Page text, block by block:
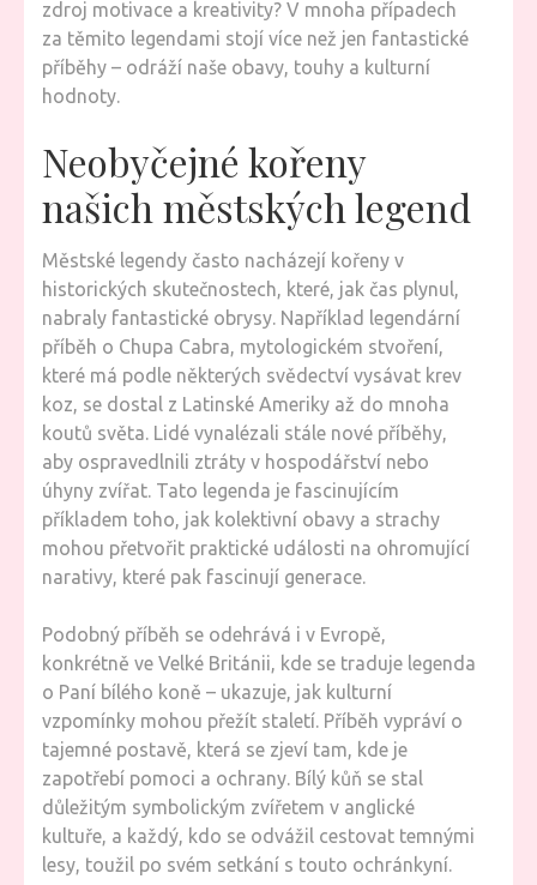
zdroj motivace a kreativity? V mnoha případech
za těmito legendami stojí více než jen fantastické
příběhy – odráží naše obavy, touhy a kulturní
hodnoty.
Neobyčejné kořeny
našich městských legend
Městské legendy často nacházejí kořeny v
historických skutečnostech, které, jak čas plynul,
nabraly fantastické obrysy. Například legendární
příběh o Chupa Cabra, mytologickém stvoření,
které má podle některých svědectví vysávat krev
koz, se dostal z Latinské Ameriky až do mnoha
koutů světa. Lidé vynalézali stále nové příběhy,
aby ospravedlnili ztráty v hospodářství nebo
úhyny zvířat. Tato legenda je fascinujícím
příkladem toho, jak kolektivní obavy a strachy
mohou přetvořit praktické události na ohromující
narativy, které pak fascinují generace.
Podobný příběh se odehrává i v Evropě,
konkrétně ve Velké Británii, kde se traduje legenda
o Paní bílého koně – ukazuje, jak kulturní
vzpomínky mohou přežít staletí. Příběh vypráví o
tajemné postavě, která se zjeví tam, kde je
zapotřebí pomoci a ochrany. Bílý kůň se stal
důležitým symbolickým zvířetem v anglické
kultuře, a každý, kdo se odvážil cestovat temnými
lesy, toužil po svém setkání s touto ochránkyní.